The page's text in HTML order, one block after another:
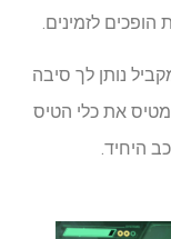
הופכים לזמינים.
נותן לך סיבה
את כלי הטיס